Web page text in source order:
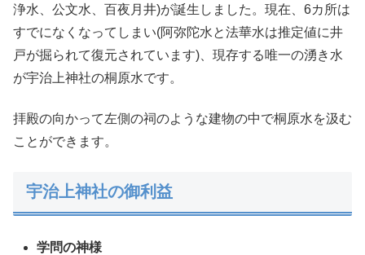
浄水、公文水、百夜月井)が誕生しました。現在、6カ所は
すでになくなってしまい(阿弥陀水と法華水は推定値に井
戸が掘られて復元されています)、現存する唯一の湧き水
が宇治上神社の桐原水です。
拝殿の向かって左側の祠のような建物の中で桐原水を汲む
ことができます。
宇治上神社の御利益
学問の神様